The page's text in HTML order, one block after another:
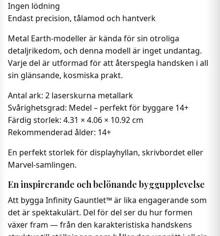
Ingen lödning
Endast precision, tålamod och hantverk
Metal Earth-modeller är kända för sin otroliga
detaljrikedom, och denna modell är inget undantag.
Varje del är utformad för att återspegla handsken i all
sin glänsande, kosmiska prakt.
Antal ark: 2 laserskurna metallark
Svårighetsgrad: Medel – perfekt för byggare 14+
Färdig storlek: 4.31 × 4.06 × 10.92 cm
Rekommenderad ålder: 14+
En perfekt storlek för displayhyllan, skrivbordet eller
Marvel-samlingen.
En inspirerande och belönande byggupplevelse
Att bygga Infinity Gauntlet™ är lika engagerande som
det är spektakulärt. Del för del ser du hur formen
växer fram — från den karakteristiska handskens